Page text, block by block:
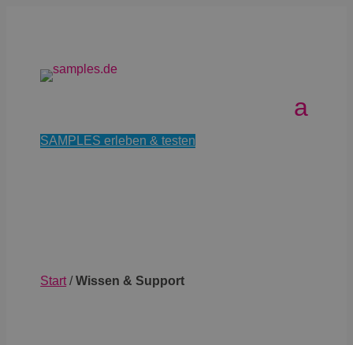
SAMPLES erleben & testen
Start/Wissen & Support